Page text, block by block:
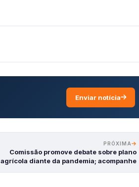
Enviar notícia
PRÓXIMA
Comissão promove debate sobre plano
agrícola diante da pandemia; acompanhe